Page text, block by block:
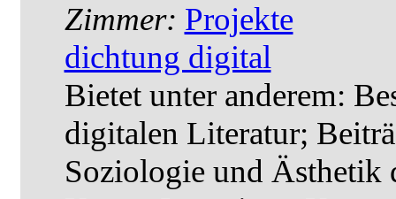
Zimmer: Projekte
dichtung digital
Bietet unter anderem:
digitalen Literatur;
Soziologie und Ästhetik